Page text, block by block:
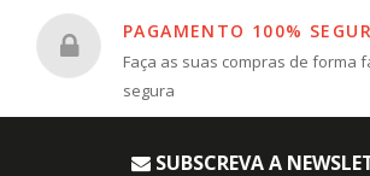
PAGAMENTO 100%
Faça as suas compras de forma
segura
SUBSCREVA A